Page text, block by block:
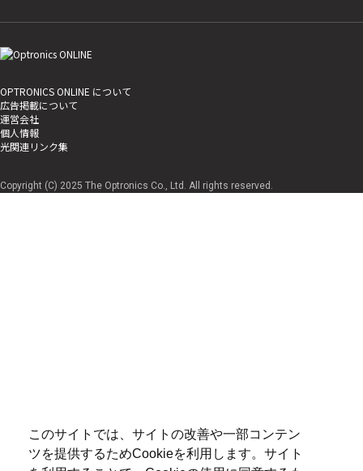
このサイトでは、サイトの改善や一部コンテン
ツを提供するためCookieを利用します。サイト
OPTRONICS ONLINE について
広告掲載について
運営会社
個人情報
光関連リンク集
Copyright (C) 2025 The Optronics Co., Ltd. All rights reserved.